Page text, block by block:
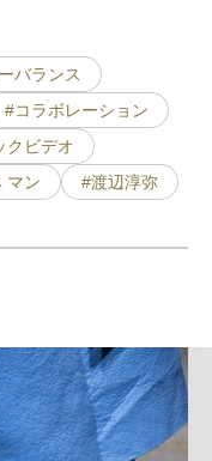
バランス
#コラボレーション
クビデオ
マン
#渡辺淳弥